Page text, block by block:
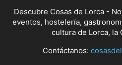
Descubre Cosas de Lorca -
eventos, hostelería,
cultura de Lorca, la
Contáctanos: